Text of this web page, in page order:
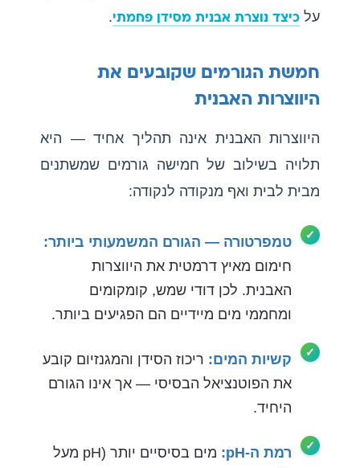
על כיצד נוצרת אבנית מסידן פחמתי.
חמשת הגורמים שקובעים את
היווצרות האבנית
היווצרות האבנית אינה תהליך אחיד — היא
תלויה בשילוב של חמישה גורמים שמשתנים
מבית לבית ואף מנקודה לנקודה:
טמפרטורה — הגורם המשמעותי ביותר:
חימום מאיץ דרמטית את היווצרות
האבנית. לכן דודי שמש, קומקומים
ומחממי מים מיידיים הם הפגיעים ביותר.
קשיות המים: ריכוז הסידן והמגנזיום קובע
את הפוטנציאל הבסיסי — אך אינו הגורם
היחיד.
רמת ה-pH:
מים בסיסיים יותר (pH מעל